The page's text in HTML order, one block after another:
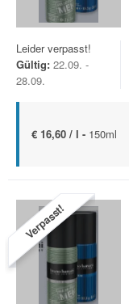
Leider verpasst!
Gültig: 22.09. -
28.09.
€ 16,60 / l - 150ml
Verpasst!